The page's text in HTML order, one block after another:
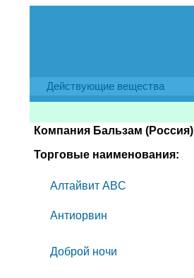
Действующие вещества
Компания Бальзам (Россия)
Торговые наименования:
Алтайвит ABC
Антиорвин
Доброй ночи